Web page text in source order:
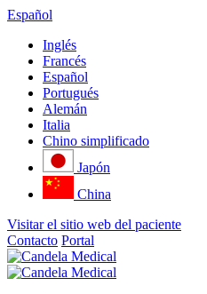
Español
Inglés
Francés
Español
Portugués
Alemán
Italia
Chino simplificado
Japón
China
Visitar el sitio web del paciente
Contacto Portal